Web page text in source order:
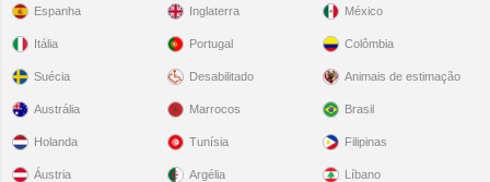
Espanha
Itália
Suécia
Inglaterra
Portugal
Desabilitado
México
Colômbia
Animais de estimação
Austrália
Holanda
Áustria
Marrocos
Tunísia
Argélia
Brasil
Filipinas
Líbano